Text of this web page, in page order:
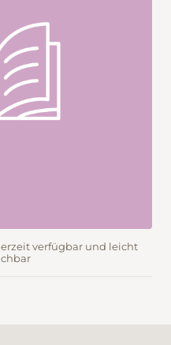
verfügbar und leicht